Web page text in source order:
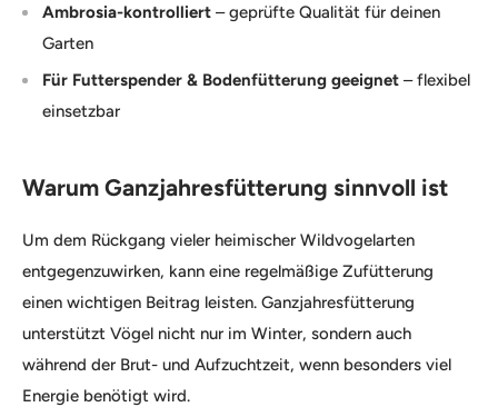
Ambrosia-kontrolliert – geprüfte Qualität für deinen
Garten
Für Futterspender & Bodenfütterung geeignet – flexibel
einsetzbar
Warum Ganzjahresfütterung sinnvoll ist
Um dem Rückgang vieler heimischer Wildvogelarten
entgegenzuwirken, kann eine regelmäßige Zufütterung
einen wichtigen Beitrag leisten. Ganzjahresfütterung
unterstützt Vögel nicht nur im Winter, sondern auch
während der Brut- und Aufzuchtzeit, wenn besonders viel
Energie benötigt wird.